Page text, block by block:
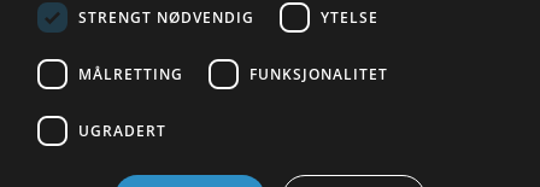
STRENGT NØDVENDIG YTELSE
MÅLRETTING FUNKSJONALITET
UGRADERT